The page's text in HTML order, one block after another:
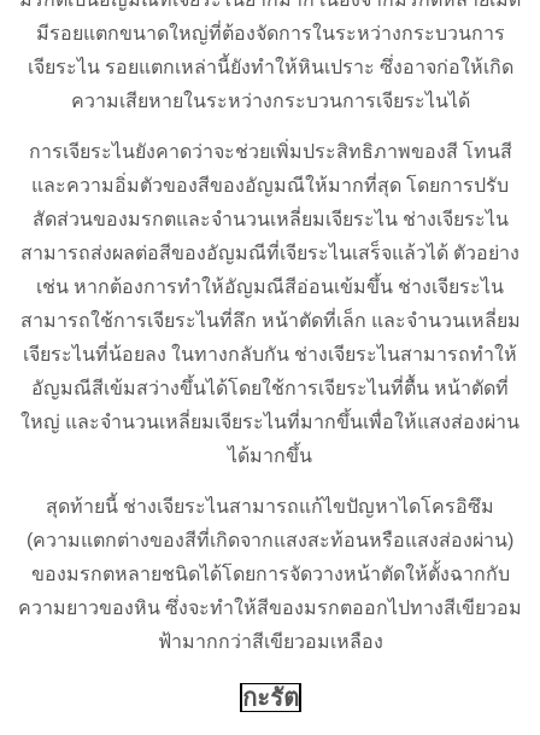
มีรอยแตกขนาดใหญ่ที่ต้องจัดการในระหว่างกระบวนการ
เจียระไน รอยแตกเหล่านี้ยังทำให้หินเปราะ ซึ่งอาจก่อให้เกิด
ความเสียหายในระหว่างกระบวนการเจียระไนได้
การเจียระไนยังคาดว่าจะช่วยเพิ่มประสิทธิภาพของสี โทนสี
และความอิ่มตัวของสีของอัญมณีให้มากที่สุด โดยการปรับ
สัดส่วนของมรกตและจำนวนเหลี่ยมเจียระไน ช่างเจียระไน
สามารถส่งผลต่อสีของอัญมณีที่เจียระไนเสร็จแล้วได้ ตัวอย่าง
เช่น หากต้องการทำให้อัญมณีสีอ่อนเข้มขึ้น ช่างเจียระไน
สามารถใช้การเจียระไนที่ลึก หน้าตัดที่เล็ก และจำนวนเหลี่ยม
เจียระไนที่น้อยลง ในทางกลับกัน ช่างเจียระไนสามารถทำให้
อัญมณีสีเข้มสว่างขึ้นได้โดยใช้การเจียระไนที่ตื้น หน้าตัดที่
ใหญ่ และจำนวนเหลี่ยมเจียระไนที่มากขึ้นเพื่อให้แสงส่องผ่าน
ได้มากขึ้น
สุดท้ายนี้ ช่างเจียระไนสามารถแก้ไขปัญหาไดโครอิซึม
(ความแตกต่างของสีที่เกิดจากแสงสะท้อนหรือแสงส่องผ่าน)
ของมรกตหลายชนิดได้โดยการจัดวางหน้าตัดให้ตั้งฉากกับ
ความยาวของหิน ซึ่งจะทำให้สีของมรกตออกไปทางสีเขียวอม
ฟ้ามากกว่าสีเขียวอมเหลือง
กะรัต